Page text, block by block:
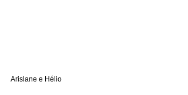
Arislane e Hélio